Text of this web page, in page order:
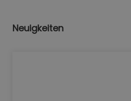
Neuigkeiten